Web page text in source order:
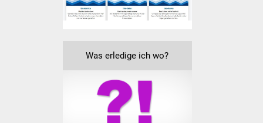
Route der
Lebenslagen
Senioren
Stadtseniorenrat
Was erledige ich wo?